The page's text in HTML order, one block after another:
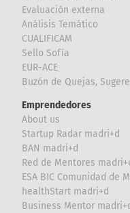
Evaluación externa
Análisis Temático
CUALIFICAM
Sello Sofía
EUR-ACE
Buzón de Quejas,
Emprendedores
About us
Startup Radar madri+d
BAN madri+d
Red de Mentores
ESA BIC Comunidad de
healthStart madri+d
Business Mentor